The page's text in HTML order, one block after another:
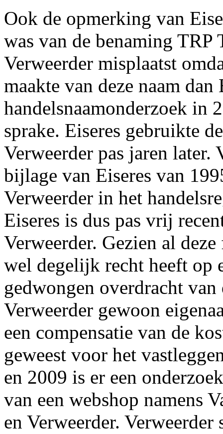
Ook de opmerking van
was van de benaming
Verweerder misplaatst
maakte van deze naam
handelsnaamonderzoek in
sprake. Eiseres gebruikte
Verweerder pas jaren later.
bijlage van Eiseres van
Verweerder in het
Eiseres is dus pas vrij
Verweerder. Gezien al
wel degelijk recht heeft op
gedwongen overdracht
Verweerder gewoon
een compensatie van de
geweest voor het
en 2009 is er een
van een webshop namens
en Verweerder.